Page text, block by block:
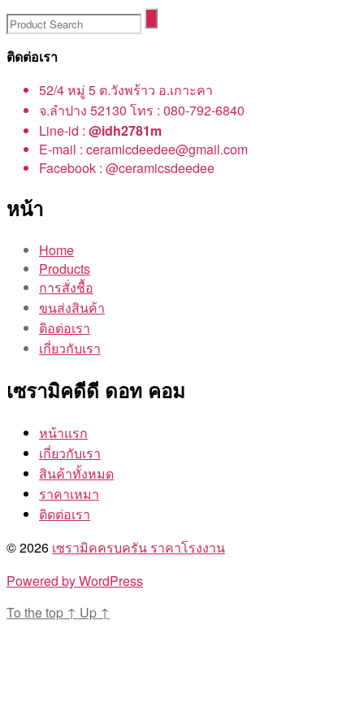
ติดต่อเรา
52/4 หมู่ 5 ต.วังพร้าว อ.เกาะคา
จ.ลำปาง 52130 โทร : 080-792-6840
Line-id : @idh2781m
E-mail : ceramicdeedee@gmail.com
Facebook : @ceramicsdeedee
หน้า
Home
Products
การสั่งชื้อ
ขนส่งสินค้า
ติอต่อเรา
เกี่ยวกับเรา
เซรามิคดีดี ดอท คอม
หน้าแรก
เกี่ยวกับเรา
สินค้าทั้งหมด
ราคาเหมา
ติดต่อเรา
© 2026 เซรามิคครบครัน ราคาโรงงาน
Powered by WordPress
To the top ↑ Up ↑